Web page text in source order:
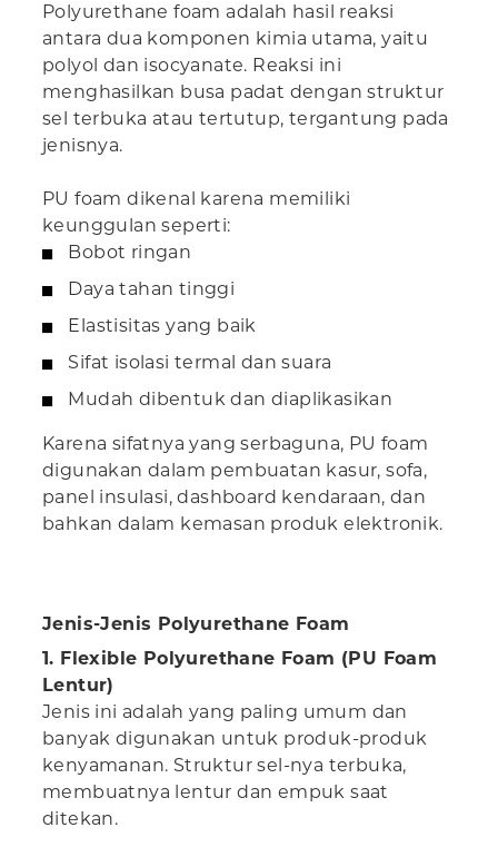
Polyurethane foam adalah hasil reaksi
antara dua komponen kimia utama, yaitu
polyol dan isocyanate. Reaksi ini
menghasilkan busa padat dengan struktur
sel terbuka atau tertutup, tergantung pada
jenisnya.
PU foam dikenal karena memiliki
keunggulan seperti:
Bobot ringan
Daya tahan tinggi
Elastisitas yang baik
Sifat isolasi termal dan suara
Mudah dibentuk dan diaplikasikan
Karena sifatnya yang serbaguna, PU foam
digunakan dalam pembuatan kasur, sofa,
panel insulasi, dashboard kendaraan, dan
bahkan dalam kemasan produk elektronik.
Jenis-Jenis Polyurethane Foam
1. Flexible Polyurethane Foam (PU Foam
Lentur)
Jenis ini adalah yang paling umum dan
banyak digunakan untuk produk-produk
kenyamanan. Struktur sel-nya terbuka,
membuatnya lentur dan empuk saat
ditekan.